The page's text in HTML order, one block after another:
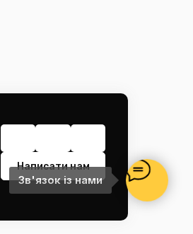
Написати нам
Зв'язок із нами